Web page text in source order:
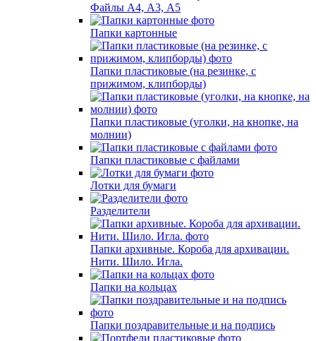
Файлы А4, А3, А5
Папки картонные
Папки пластиковые (на резинке, с
прижимом, клипборды)
Папки пластиковые (уголки, на кнопке, на
молнии)
Папки пластиковые с файлами
Лотки для бумаги
Разделители
Папки архивные. Короба для архивации.
Нити. Шило. Игла.
Папки на кольцах
Папки поздравительные и на подпись